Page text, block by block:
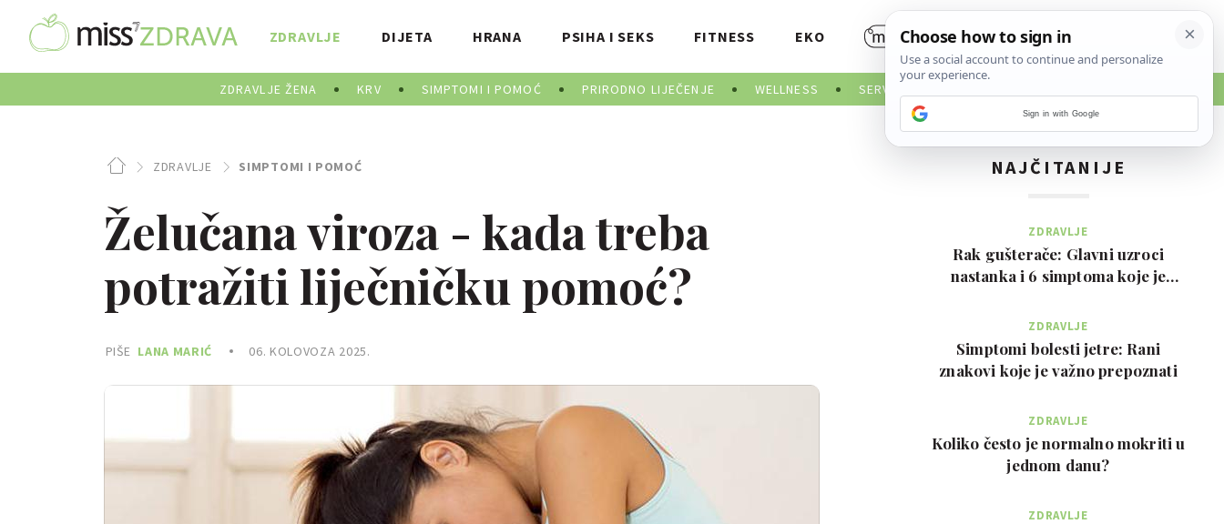
ZDRAVLJE
ZDRAVLJE ŽENA KRV SIMPTOMI I POMOĆ PRIRODNO LIJEČENJE WELLNESS SERVISNE INFORMACIJE
DIJETA HRANA PSIHA I SEKS FITNESS EKO
ZDRAVLJE SIMPTOMI I POMOĆ
Želučana viroza - kada treba
potražiti liječničku pomoć?
PIŠE LANA MARIĆ 06. KOLOVOZA 2025.
NAJČITANIJE
ZDRAVLJE
Rak gušterače: Glavni uzroci
nastanka i 6 simptoma koje je
ZDRAVLJE
Simptomi bolesti jetre: Rani
znakovi koje je važno prepoznati
ZDRAVLJE
Koliko često je normalno mokriti u
jednom danu?
ZDRAVLJE
Sign in with Google